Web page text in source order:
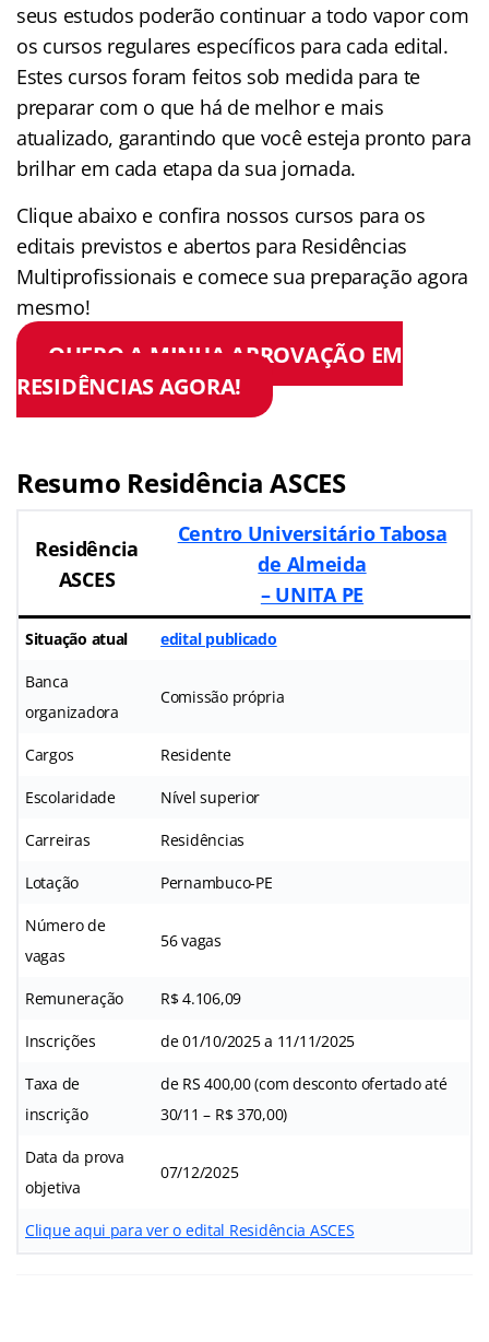
seus estudos poderão continuar a todo vapor com
os cursos regulares específicos para cada edital.
Estes cursos foram feitos sob medida para te
preparar com o que há de melhor e mais
atualizado, garantindo que você esteja pronto para
brilhar em cada etapa da sua jornada.
Clique abaixo e confira nossos cursos para os
editais previstos e abertos para Residências
Multiprofissionais e comece sua preparação agora
mesmo!
QUERO A MINHA APROVAÇÃO EM
RESIDÊNCIAS AGORA!
Resumo Residência ASCES
Residência
ASCES
Centro Universitário Tabosa
de Almeida
– UNITA PE
Situação atual edital publicado
Banca
organizadora
Comissão própria
Cargos Residente
Escolaridade Nível superior
Carreiras Residências
Lotação Pernambuco-PE
Número de
vagas
56 vagas
Remuneração R$ 4.106,09
Inscrições de 01/10/2025 a 11/11/2025
Taxa de
inscrição
de RS 400,00 (com desconto ofertado até
30/11 – R$ 370,00)
Data da prova
objetiva
07/12/2025
Clique aqui para ver o edital Residência ASCES